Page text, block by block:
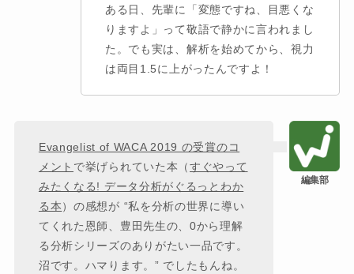
ある日、先輩に「変態ですね、目悪くな
りますよ」って敬語で静かに言われまし
た。でも実は、解析を始めてから、視力
は両目1.5に上がったんですよ！
Evangelist of WACA 2019 の受賞のコ
メント で挙げられていた本（すぐやって
みたくなる! データ分析がぐるっとわか
る本）の感想が “私を分析の世界に導い
てくれた恩師、豊田先生の、0から理解
る分析シリーズのありがたい一品です。
沼です。ハマります。” でしたもんね。